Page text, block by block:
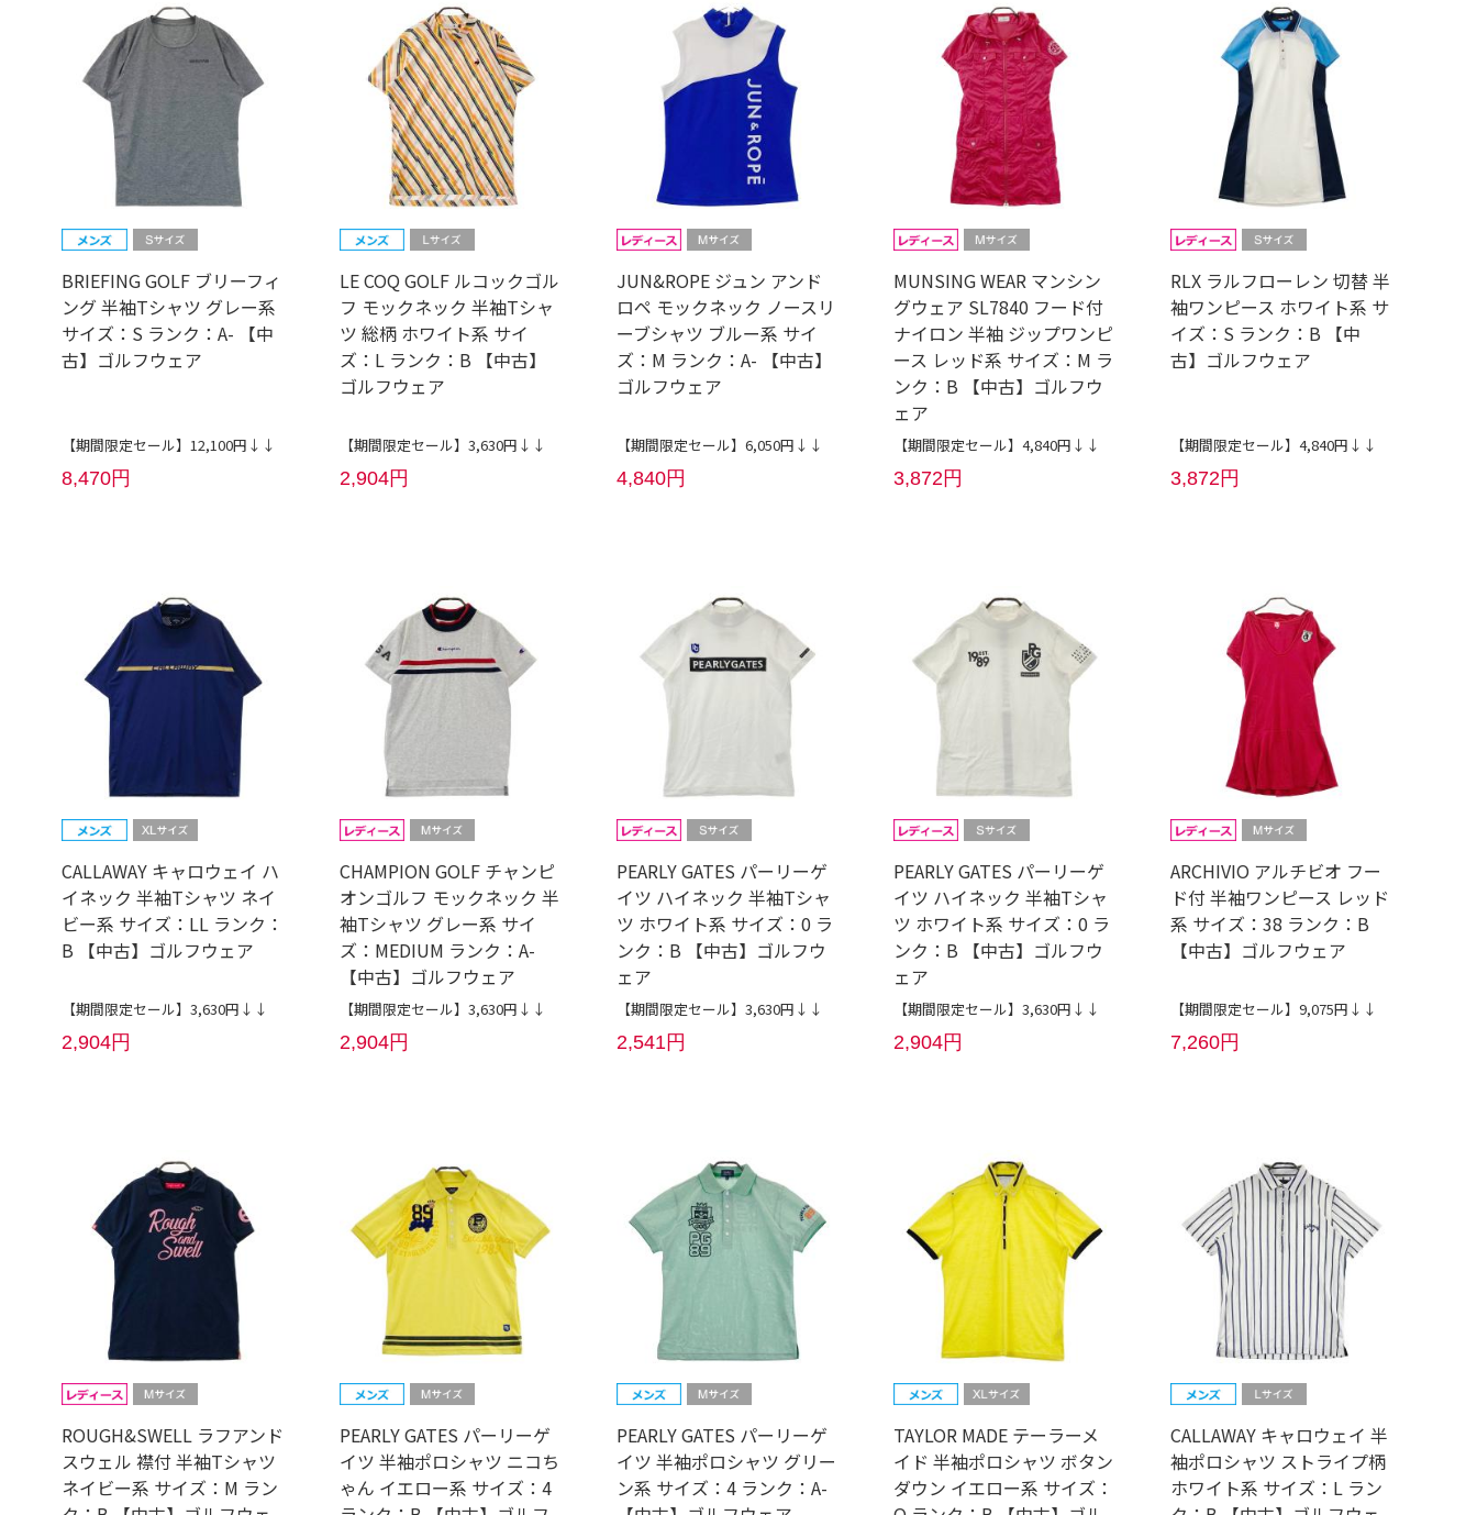
BRIEFING GOLF ブリーフィ
ング 半袖Tシャツ グレー系
サイズ：S ランク：A- 【中
古】ゴルフウェア
【期間限定セール】12,100円↓↓
8,470円
LE COQ GOLF ルコックゴル
フ モックネック 半袖Tシャ
ツ 総柄 ホワイト系 サイ
ズ：L ランク：B 【中古】
ゴルフウェア
【期間限定セール】3,630円↓↓
2,904円
JUN&ROPE ジュン アンド
ロペ モックネック ノースリ
ーブシャツ ブルー系 サイ
ズ：M ランク：A- 【中古】
ゴルフウェア
【期間限定セール】6,050円↓↓
4,840円
MUNSING WEAR マンシン
グウェア SL7840 フード付
ナイロン 半袖 ジップワンピ
ース レッド系 サイズ：M ラ
ンク：B 【中古】ゴルフウ
ェア
【期間限定セール】4,840円↓↓
3,872円
RLX ラルフローレン 切替 半
袖ワンピース ホワイト系 サ
イズ：S ランク：B 【中
古】ゴルフウェア
【期間限定セール】4,840円↓↓
3,872円
CALLAWAY キャロウェイ ハ
イネック 半袖Tシャツ ネイ
ビー系 サイズ：LL ランク：
B 【中古】ゴルフウェア
【期間限定セール】3,630円↓↓
2,904円
CHAMPION GOLF チャンピ
オンゴルフ モックネック 半
袖Tシャツ グレー系 サイ
ズ：MEDIUM ランク：A-
【中古】ゴルフウェア
【期間限定セール】3,630円↓↓
2,904円
PEARLY GATES パーリーゲ
イツ ハイネック 半袖Tシャ
ツ ホワイト系 サイズ：0 ラ
ンク：B 【中古】ゴルフウ
ェア
【期間限定セール】3,630円↓↓
2,541円
PEARLY GATES パーリーゲ
イツ ハイネック 半袖Tシャ
ツ ホワイト系 サイズ：0 ラ
ンク：B 【中古】ゴルフウ
ェア
【期間限定セール】3,630円↓↓
2,904円
ARCHIVIO アルチビオ フー
ド付 半袖ワンピース レッド
系 サイズ：38 ランク：B
【中古】ゴルフウェア
【期間限定セール】9,075円↓↓
7,260円
ROUGH&SWELL ラフアンド
スウェル 襟付 半袖Tシャツ
ネイビー系 サイズ：M ラン
PEARLY GATES パーリーゲ
イツ 半袖ポロシャツ ニコち
ゃん イエロー系 サイズ：4
PEARLY GATES パーリーゲ
イツ 半袖ポロシャツ グリー
ン系 サイズ：4 ランク：A-
TAYLOR MADE テーラーメ
イド 半袖ポロシャツ ボタン
ダウン イエロー系 サイズ：
CALLAWAY キャロウェイ 半
袖ポロシャツ ストライプ柄
ホワイト系 サイズ：L ラン